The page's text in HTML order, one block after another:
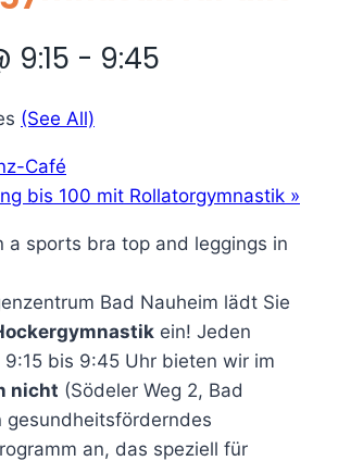
9:15 - 9:45
(See All)
Café
bis 100 mit Rollatorgymnastik »
Bad Nauheim lädt Sie
ein! Jeden
9:15 bis 9:45 Uhr bieten wir im
nicht (Södeler Weg 2, Bad
gesundheitsförderndes
an, das speziell für